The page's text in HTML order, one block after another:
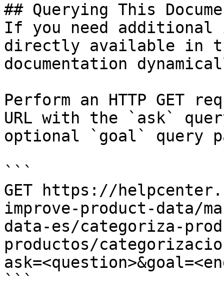
## Querying This
If you need
directly available in
documentation
Perform an HTTP GET
URL with the `ask`
optional `goal` query
```
GET https://
improve-product-data/
data-es/categoriza-
productos/
```